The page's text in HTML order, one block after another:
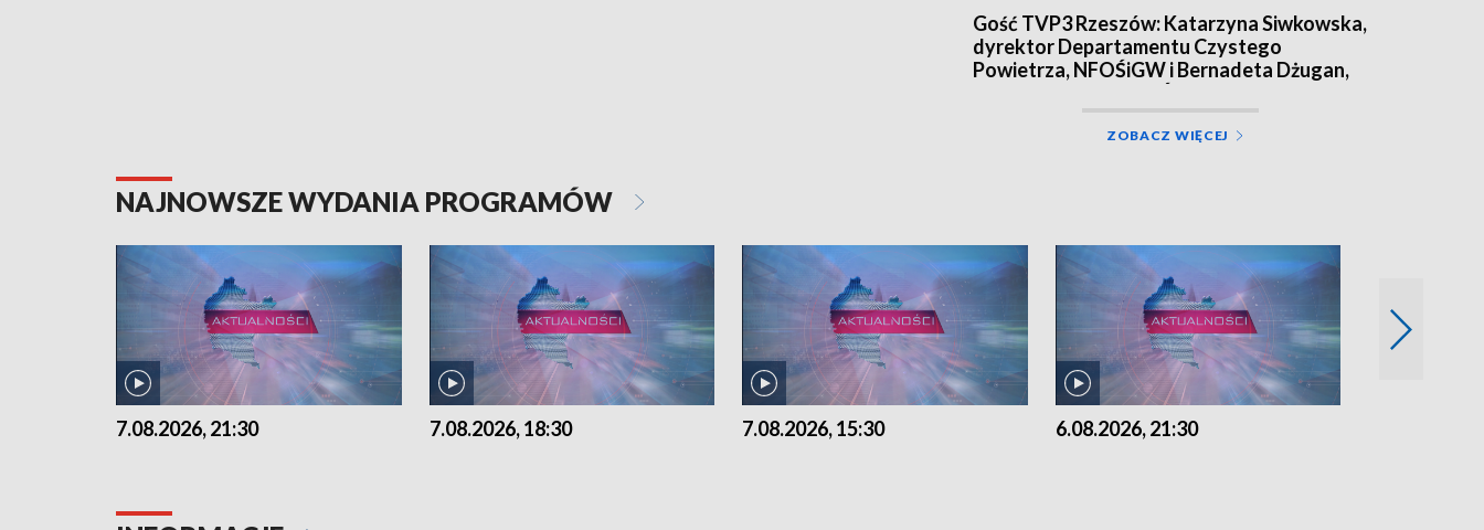
Gość TVP3 Rzeszów: Katarzyna Siwkowska,
dyrektor Departamentu Czystego
Powietrza, NFOŚiGW i Bernadeta Dżugan,
ZOBACZ WIĘCEJ
NAJNOWSZE WYDANIA PROGRAMÓW
7.08.2026, 21:30 7.08.2026, 18:30 7.08.2026, 15:30 6.08.2026, 21:30